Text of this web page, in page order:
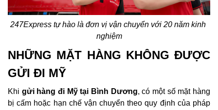
247Express tự hào là đơn vị vận chuyển với 20 năm kinh
nghiệm
NHỮNG MẶT HÀNG KHÔNG ĐƯỢC
GỬI ĐI MỸ
Khi gửi hàng đi Mỹ tại Bình Dương, có một số mặt hàng
bị cấm hoặc hạn chế vận chuyển theo quy định của pháp